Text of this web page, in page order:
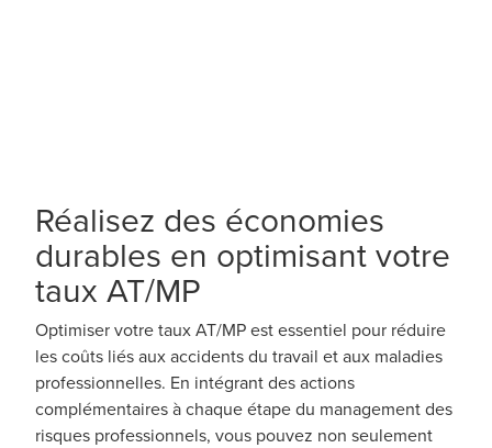
Réalisez des économies
durables en optimisant votre
taux AT/MP
Optimiser votre taux AT/MP est essentiel pour réduire
les coûts liés aux accidents du travail et aux maladies
professionnelles. En intégrant des actions
complémentaires à chaque étape du management des
risques professionnels, vous pouvez non seulement